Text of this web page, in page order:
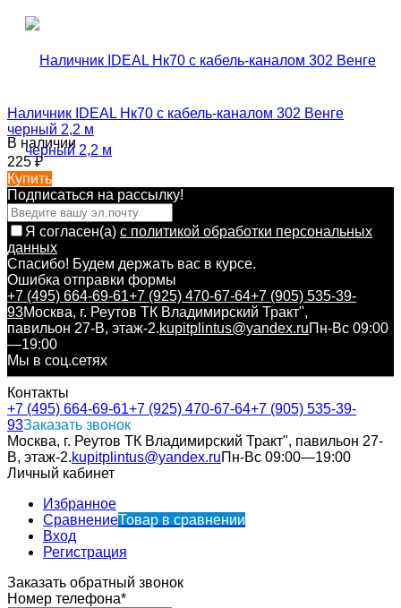
Наличник IDEAL Нк70 с кабель-каналом 302 Венге
черный 2,2 м
В наличии
225₽
Купить
Подписаться на рассылкy!
Я согласен(a) с политикой обработки персональных
данных
Спасибо! Будем держать вас в курсе.
Ошибка отправки формы
+7 (495) 664-69-61+7 (925) 470-67-64+7 (905) 535-39-
93Москва, г. Реутов ТК Владимирский Тракт",
павильон 27-В, этаж-2.kupitplintus@yandex.ruПн-Вс 09:00
—19:00
Мы в соц.сетях
Контакты
+7 (495) 664-69-61+7 (925) 470-67-64+7 (905) 535-39-
93Заказать звонок
Москва, г. Реутов ТК Владимирский Тракт", павильон 27-
В, этаж-2.kupitplintus@yandex.ruПн-Вс 09:00—19:00
Личный кабинет
Избранное
СравнениеТовар в сравнении
Вход
Регистрация
Заказать обратный звонок
Номер телефона*